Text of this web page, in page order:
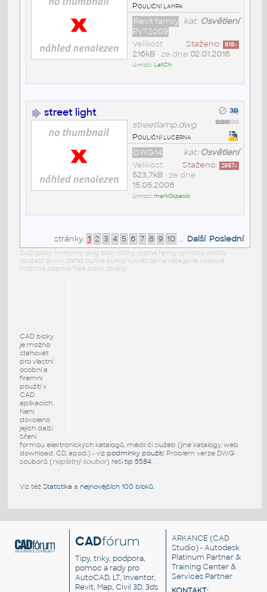
Pouliční lampa
kat: Osvětlení
Revit family
RVT2009
Staženo: 818x
Velikost
216kB• ze dne 02.01.2016
Umístil: LatCh
street light
streetlamp.dwg
Pouliční lucerna
kat: Osvětlení
DWG14
Staženo: 2987x
Velikost
523,7kB• ze dne
15.05.2008
Umístil:mark0spasic
stránky: 1 2 3 4 5 6 7 8 9 10 ... Další Poslední
CAD bloky: knihovny dwg blok rodiny rodina family symboly detaily
součásti prvky stafáž buňka buňky výkres téma kategorie kolekce
knižnica zdarma free block library
CAD bloky
je možno
stahovat
pro vlastní
osobní a
firemní
použití v
CAD
aplikacích.
Není
dovoleno
jejich další
šíření
formou elektronických katalogů, médií či služeb (jiné katalogy, web
download, CD, apod.) - viz podmínky použití. Problém verze DWG
souborů (neplatný soubor) řešítip 5584.
Viz též Statistika a nejnovějších 100 bloků.
CADfórum
Tipy, triky, podpora,
pomoc a rady pro
AutoCAD, LT, Inventor,
Revit, Map, Civil 3D, 3ds
ARKANCE (CAD
Studio) - Autodesk
Platinum Partner &
Training Center &
Services Partner